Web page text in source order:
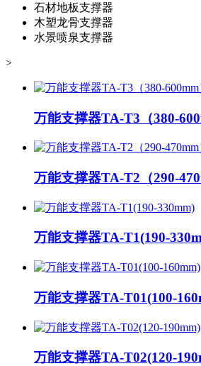
石材地板支撑器
木塑龙骨支撑器
水景喷泉支撑器
>
万能支撑器TA-T3（380-
万能支撑器TA-T2（290-
万能支撑器TA-T1(190-
万能支撑器TA-T01(100-
万能支撑器TA-T02(120-